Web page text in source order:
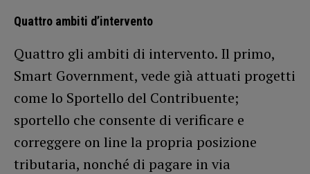
Quattro ambiti d’intervento
Quattro gli ambiti di intervento. Il primo,
Smart Government, vede già attuati progetti
come lo Sportello del Contribuente;
sportello che consente di verificare e
correggere on line la propria posizione
tributaria, nonché di pagare in via